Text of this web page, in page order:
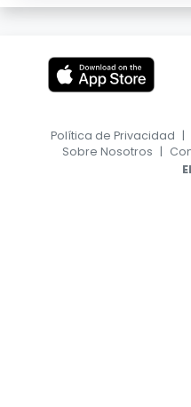
Política de Privacidad |
Sobre Nosotros |